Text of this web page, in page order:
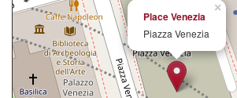
×
Place Venezia
Piazza Venezia